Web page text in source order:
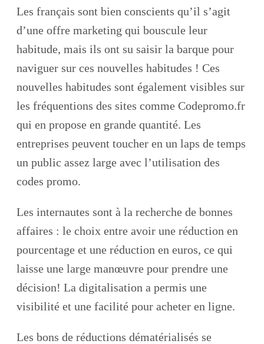
Les français sont bien conscients qu’il s’agit
d’une offre marketing qui bouscule leur
habitude, mais ils ont su saisir la barque pour
naviguer sur ces nouvelles habitudes ! Ces
nouvelles habitudes sont également visibles sur
les fréquentions des sites comme Codepromo.fr
qui en propose en grande quantité. Les
entreprises peuvent toucher en un laps de temps
un public assez large avec l’utilisation des
codes promo.
Les internautes sont à la recherche de bonnes
affaires : le choix entre avoir une réduction en
pourcentage et une réduction en euros, ce qui
laisse une large manœuvre pour prendre une
décision! La digitalisation a permis une
visibilité et une facilité pour acheter en ligne.
Les bons de réductions dématérialisés se